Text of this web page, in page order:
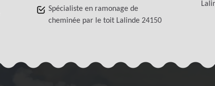
Spécialiste en ramonage de
cheminée par le toit Lalinde 24150